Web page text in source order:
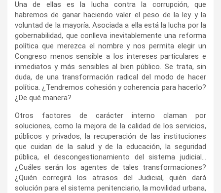
Una de ellas es la lucha contra la corrupción, que
habremos de ganar haciendo valer el peso de la ley y la
voluntad de la mayoría. Asociada a ella está la lucha por la
gobernabilidad, que conlleva inevitablemente una reforma
política que merezca el nombre y nos permita elegir un
Congreso menos sensible a los intereses particulares e
inmediatos y más sensibles al bien público. Se trata, sin
duda, de una transformación radical del modo de hacer
política. ¿Tendremos cohesión y coherencia para hacerlo?
¿De qué manera?
Otros factores de carácter interno claman por
soluciones, como la mejora de la calidad de los servicios,
públicos y privados, la recuperación de las instituciones
que cuidan de la salud y de la educación, la seguridad
pública, el descongestionamiento del sistema judicial…
¿Cuáles serán los agentes de tales transformaciones?
¿Quién corregirá los atrasos del Judicial, quién dará
solución para el sistema penitenciario, la movilidad urbana,